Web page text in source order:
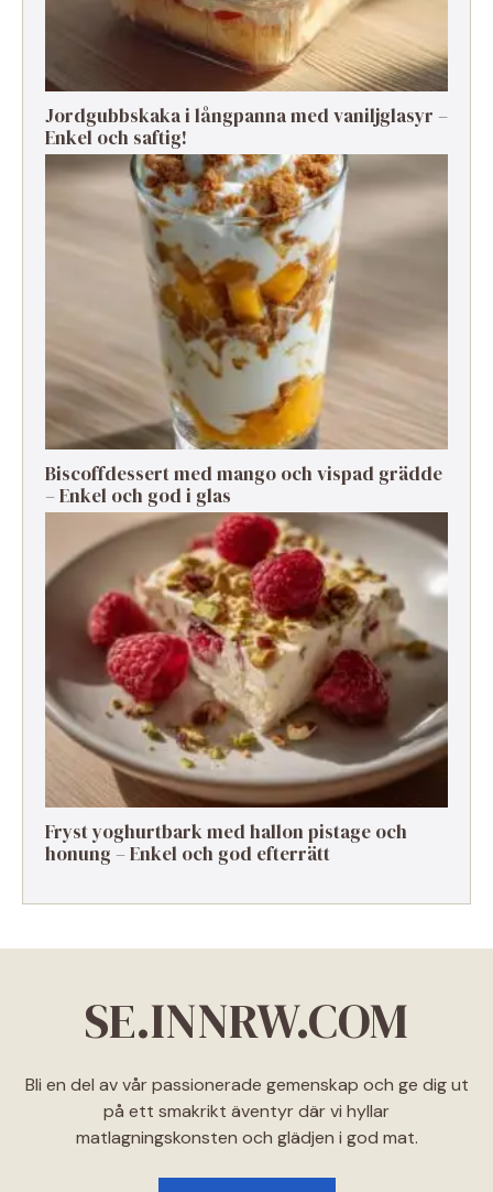
Jordgubbskaka i långpanna med vaniljglasyr –
Enkel och saftig!
Biscoffdessert med mango och vispad grädde
– Enkel och god i glas
Fryst yoghurtbark med hallon pistage och
honung – Enkel och god efterrätt
SE.INNRW.COM
Bli en del av vår passionerade gemenskap och ge dig ut
på ett smakrikt äventyr där vi hyllar
matlagningskonsten och glädjen i god mat.